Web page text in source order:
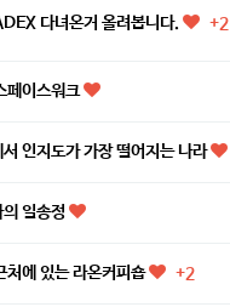
다녀온거 올려봅니다. +2
페이스워크
인지도가 가장 떨어지는 나라
일송정
처에 있는 라온커피숍 +2